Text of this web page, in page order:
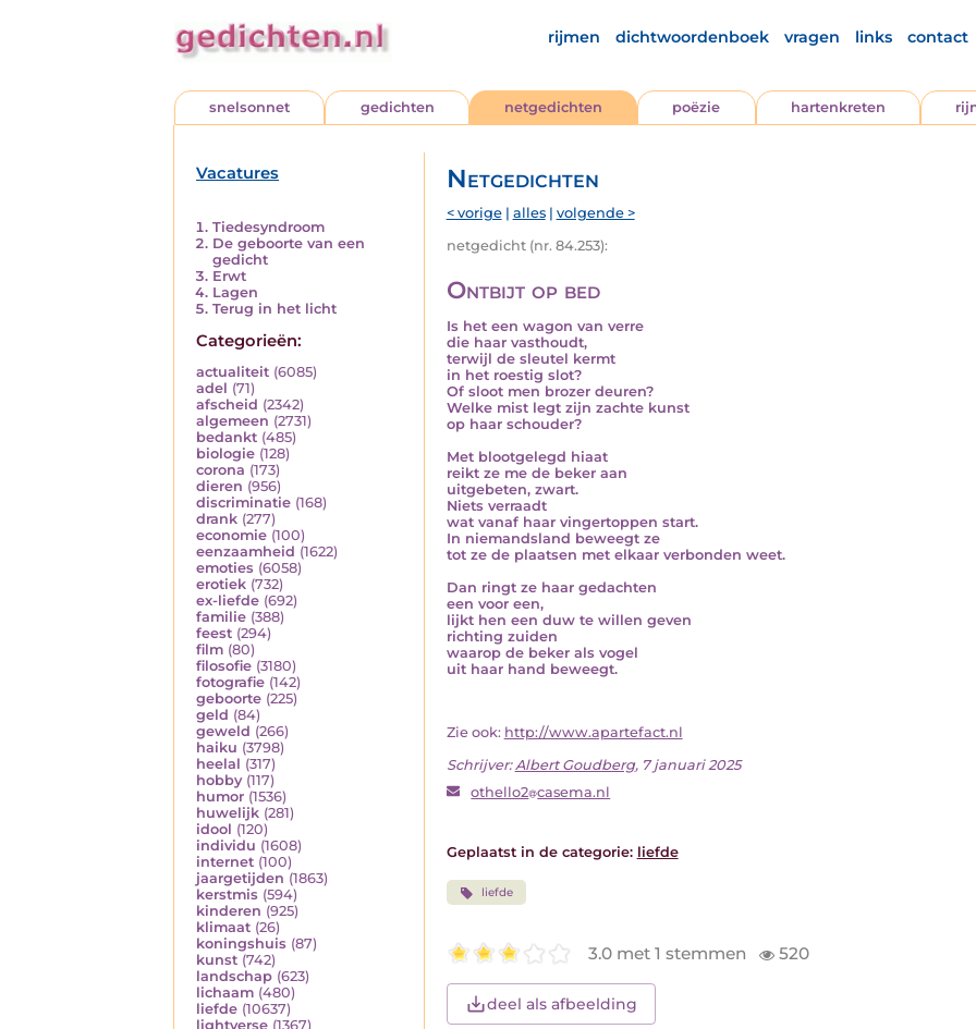
rijmen dichtwoordenboek vragen links contact
snelsonnet gedichten netgedichten poëzie hartenkreten
Vacatures
Tiedesyndroom
De geboorte van een
gedicht
Erwt
Lagen
Terug in het licht
Categorieën:
actualiteit (6085)
adel (71)
afscheid (2342)
algemeen (2731)
bedankt (485)
biologie (128)
corona (173)
dieren (956)
discriminatie (168)
drank (277)
economie (100)
eenzaamheid (1622)
emoties (6058)
erotiek (732)
ex-liefde (692)
familie (388)
feest (294)
film (80)
filosofie (3180)
fotografie (142)
geboorte (225)
geld (84)
geweld (266)
haiku (3798)
heelal (317)
hobby (117)
humor (1536)
huwelijk (281)
idool (120)
individu (1608)
internet (100)
jaargetijden (1863)
kerstmis (594)
kinderen (925)
klimaat (26)
koningshuis (87)
kunst (742)
landschap (623)
lichaam (480)
liefde (10637)
lightverse (1367)
Netgedichten
< vorige| alles| volgende >
netgedicht (nr. 84.253):
Ontbijt op bed
Is het een wagon van verre
die haar vasthoudt,
terwijl de sleutel kermt
in het roestig slot?
Of sloot men brozer deuren?
Welke mist legt zijn zachte kunst
op haar schouder?
Met blootgelegd hiaat
reikt ze me de beker aan
uitgebeten, zwart.
Niets verraadt
wat vanaf haar vingertoppen start.
In niemandsland beweegt ze
tot ze de plaatsen met elkaar verbonden weet.
Dan ringt ze haar gedachten
een voor een,
lijkt hen een duw te willen geven
richting zuiden
waarop de beker als vogel
uit haar hand beweegt.
Zie ook: http://www.apartefact.nl
Schrijver: Albert Goudberg, 7 januari 2025
othello2 casema.nl
Geplaatst in de categorie: liefde
liefde
3.0 met 1 stemmen 520
deel als afbeelding